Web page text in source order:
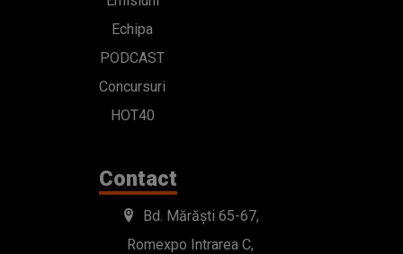
Echipa
PODCAST
Concursuri
HOT40
Contact
Bd. Mărăști 65-67,
Romexpo Intrarea C,